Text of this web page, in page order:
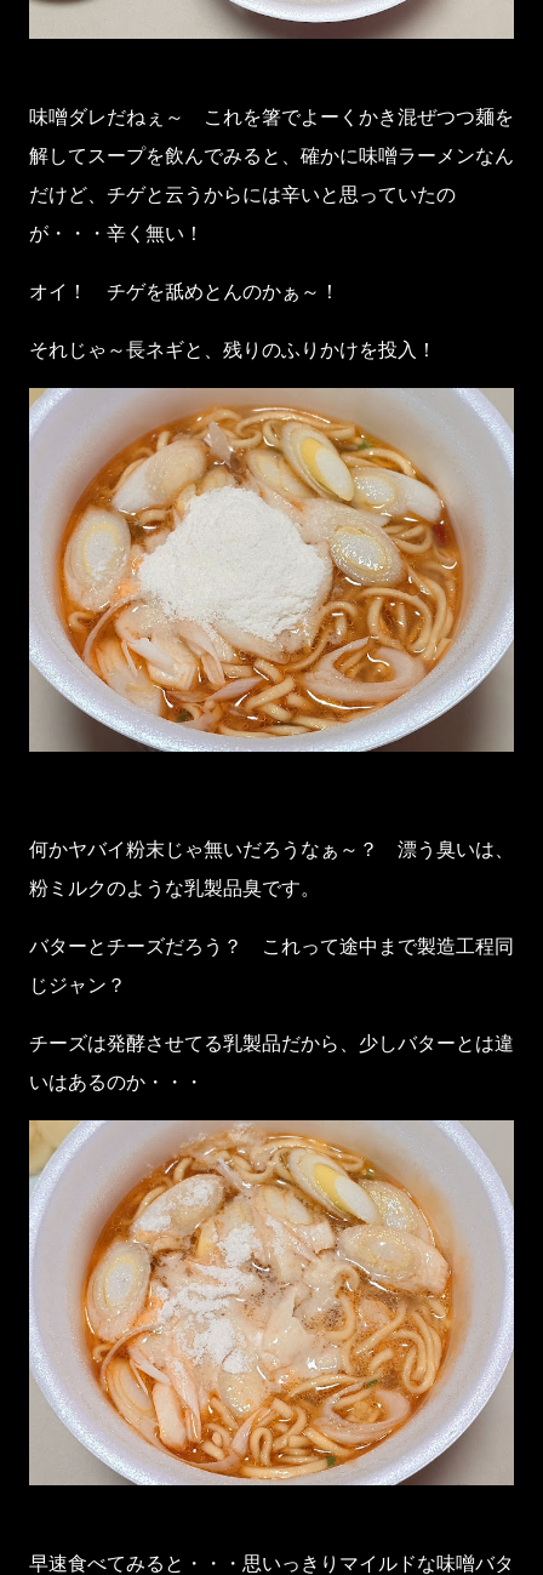
味噌ダレだねぇ～ これを箸でよーくかき混ぜつつ麺を
解してスープを飲んでみると、確かに味噌ラーメンなん
だけど、チゲと云うからには辛いと思っていたの
が・・・辛く無い！
オイ！ チゲを舐めとんのかぁ～！
それじゃ～長ネギと、残りのふりかけを投入！
何かヤバイ粉末じゃ無いだろうなぁ～？ 漂う臭いは、
粉ミルクのような乳製品臭です。
バターとチーズだろう？ これって途中まで製造工程同
じジャン？
チーズは発酵させてる乳製品だから、少しバターとは違
いはあるのか・・・
早速食べてみると・・・思いっきりマイルドな味噌バタ